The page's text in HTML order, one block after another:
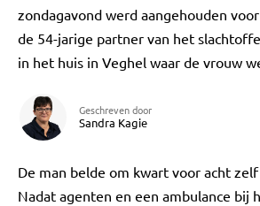
zondagavond werd aangehouden
de 54-jarige partner van het
in het huis in Veghel waar de vrouw
Geschreven door
Sandra Kagie
De man belde om kwart voor acht
Nadat agenten en een ambulance bij